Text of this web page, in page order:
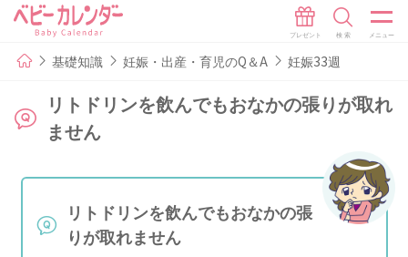
基礎知識 妊娠・出産・育児のQ＆A 妊娠33週
リトドリンを飲んでもおなかの張りが取れ
ません
リトドリンを飲んでもおなかの張
りが取れません